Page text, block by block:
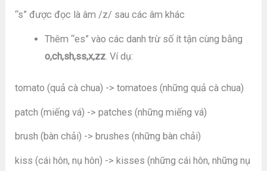
“s” được đọc là âm /z/ sau các âm khác
Thêm “es” vào các danh trừ số ít tận cùng bằng
o,ch,sh,ss,x,zz. Ví dụ:
tomato (quả cà chua) -> tomatoes (những quả cà chua)
patch (miếng vá) -> patches (những miếng vá)
brush (bàn chải) -> brushes (những bàn chải)
kiss (cái hôn, nụ hôn) -> kisses (những cái hôn, những nụ